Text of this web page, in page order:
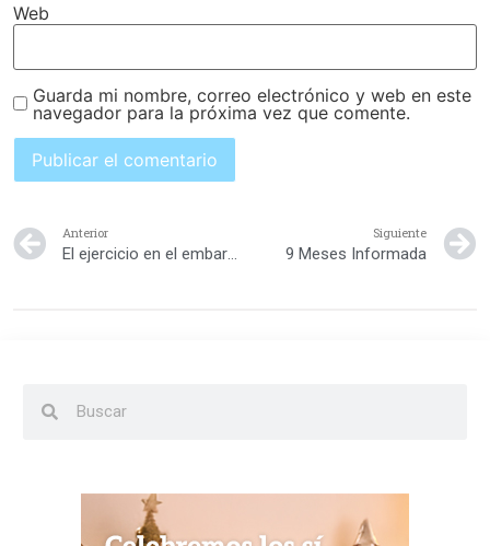
Web
Guarda mi nombre, correo electrónico y web en este
navegador para la próxima vez que comente.
Anterior
El ejercicio en el embarazo
Siguiente
9 Meses Informada